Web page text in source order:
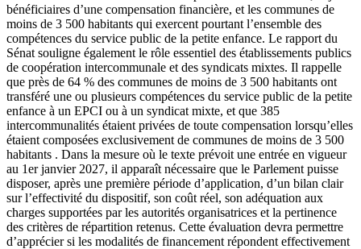
bénéficiaires d’une compensation financière, et les communes de
moins de 3 500 habitants qui exercent pourtant l’ensemble des
compétences du service public de la petite enfance. Le rapport du
Sénat souligne également le rôle essentiel des établissements publics
de coopération intercommunale et des syndicats mixtes. Il rappelle
que près de 64 % des communes de moins de 3 500 habitants ont
transféré une ou plusieurs compétences du service public de la petite
enfance à un EPCI ou à un syndicat mixte, et que 385
intercommunalités étaient privées de toute compensation lorsqu’elles
étaient composées exclusivement de communes de moins de 3 500
habitants . Dans la mesure où le texte prévoit une entrée en vigueur
au 1er janvier 2027, il apparaît nécessaire que le Parlement puisse
disposer, après une première période d’application, d’un bilan clair
sur l’effectivité du dispositif, son coût réel, son adéquation aux
charges supportées par les autorités organisatrices et la pertinence
des critères de répartition retenus. Cette évaluation devra permettre
d’apprécier si les modalités de financement répondent effectivement